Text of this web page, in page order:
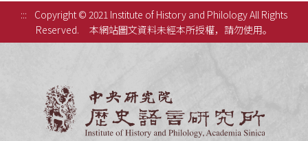
:::
Copyright © 2021 Institute of History and Philology All Rights
Reserved.
本網站圖文資料未經本所授權，請勿使用。